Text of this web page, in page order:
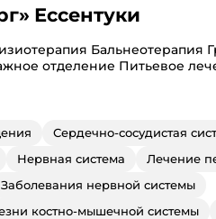
» Ессентуки
Бальнеотерапия
отделение Питьевое
Сердечно-сосудистая
Нервная система Лечение
Заболевания нервной системы
костно-мышечной системы